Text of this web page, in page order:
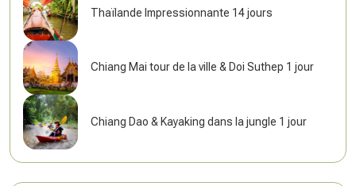
Thaïlande Impressionnante 14 jours
Chiang Mai tour de la ville & Doi Suthep 1 jour
Chiang Dao & Kayaking dans la jungle 1 jour